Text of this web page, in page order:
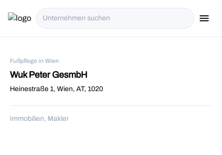
menu
Fußpflege in Wien
Wuk Peter GesmbH
Heinestraße 1, Wien, AT, 1020
Immobilien, Makler